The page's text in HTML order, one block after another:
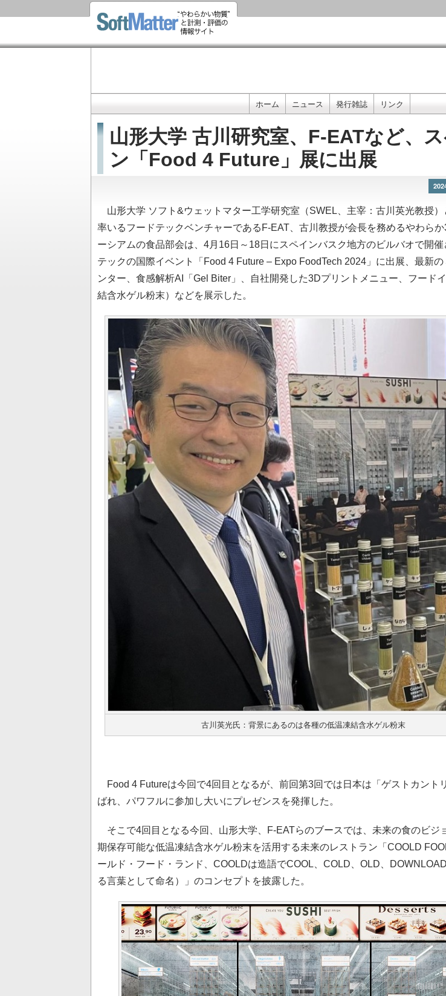
イ
コ
に
動
メ
イ
ン
ビ
シ
ョ
ン
ホーム ニュース 発行雑誌 リンク
山形大学 古川研究室、F-EATなど、
ン「Food 4 Future」展に出展
山形大学 ソフト&ウェットマター工学研究室（SWEL、主宰：古川英光教授）
率いるフードテックベンチャーであるF-EAT、古川教授が会長を務めるやわら
ーシアムの食品部会は、4月16日～18日にスペインバスク地方のビルバオで開催
テックの国際イベント「Food 4 Future – Expo FoodTech 2024」に出展、最新の
ンター、食感解析AI「Gel Biter」、自社開発した3Dプリントメニュー、フード
結含水ゲル粉末）などを展示した。
古川英光氏：背景にあるのは各種の低温凍結含水ゲル粉末
Food 4 Futureは今回で4回目となるが、前回第3回では日本は「ゲストカント
ばれ、パワフルに参加し大いにプレゼンスを発揮した。
そこで4回目となる今回、山形大学、F-EATらのブースでは、未来の食のビジ
期保存可能な低温凍結含水ゲル粉末を活用する未来のレストラン「COOLD
ールド・フード・ランド、COOLDは造語でCOOL、COLD、OLD、
る言葉として命名）」のコンセプトを披露した。